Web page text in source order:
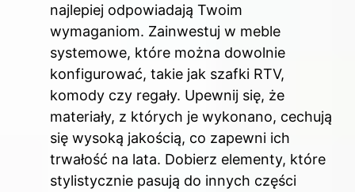
najlepiej odpowiadają Twoim
wymaganiom. Zainwestuj w meble
systemowe, które można dowolnie
konfigurować, takie jak szafki RTV,
komody czy regały. Upewnij się, że
materiały, z których je wykonano, cechują
się wysoką jakością, co zapewni ich
trwałość na lata. Dobierz elementy, które
stylistycznie pasują do innych części